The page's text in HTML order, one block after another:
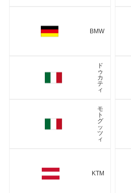
BMW
ド
ゥ
カ
テ
ィ
モ
ト
グ
ッ
ツ
ィ
KTM